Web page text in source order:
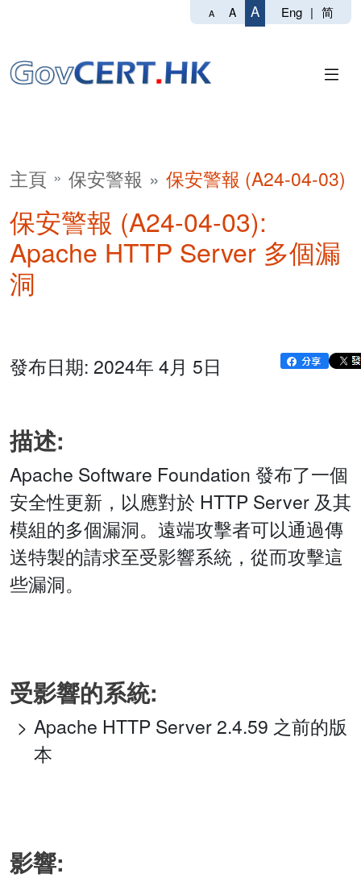
A A A Eng | 简
主頁 保安警報 保安警報 (A24-04-03)
保安警報 (A24-04-03):
Apache HTTP Server 多個漏
洞
發布日期: 2024年 4月 5日
描述:
Apache Software Foundation 發布了一個
安全性更新，以應對於 HTTP Server 及其
模組的多個漏洞。遠端攻擊者可以通過傳
送特製的請求至受影響系統，從而攻擊這
些漏洞。
受影響的系統:
Apache HTTP Server 2.4.59 之前的版
本
影響: